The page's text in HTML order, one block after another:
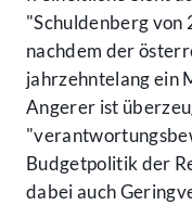
"Schuldenberg von
nachdem der
jahrzehntelang ein
Angerer ist
Budgetpolitik der
dabei auch